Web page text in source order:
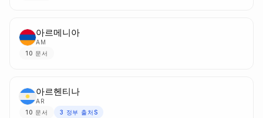
아르메니아
AM
10 문서
아르헨티나
AR
10 문서 3 정부 출처S